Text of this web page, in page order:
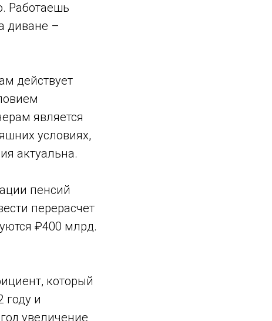
Работаешь
диване –
действует
является
условиях,
актуальна.
пенсий
перерасчет
₽400 млрд.
который
году и
увеличение